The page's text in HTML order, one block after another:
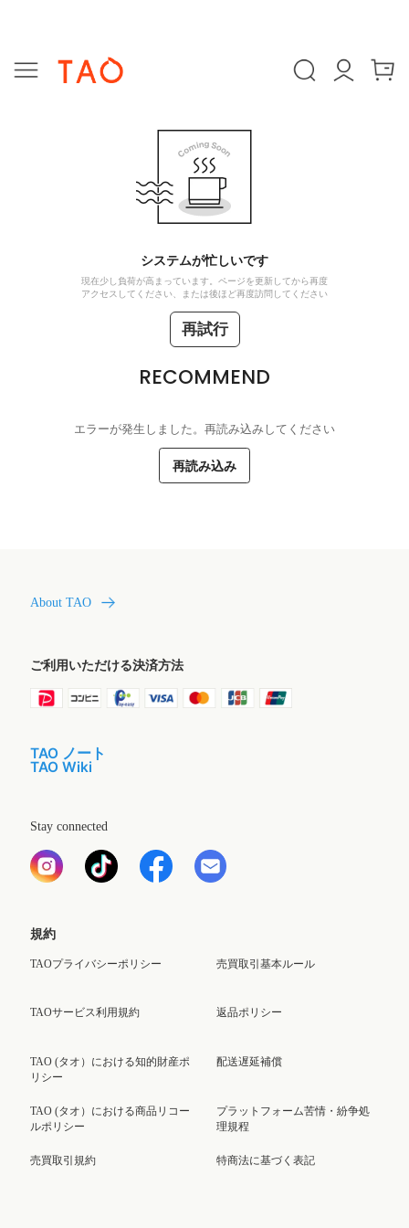
システムが忙しいです
現在少し負荷が高まっています。ページを更新してから再度
アクセスしてください、または後ほど再度訪問してください
再試行
RECOMMEND
エラーが発生しました。再読み込みしてください
再読み込み
About TAO
ご利用いただける決済方法
TAO ノート
TAO Wiki
Stay connected
規約
TAOプライバシーポリシー
TAOサービス利用規約
TAO (タオ）における知的財産ポ
リシー
TAO (タオ）における商品リコー
ルポリシー
売買取引規約
売買取引基本ルール
返品ポリシー
配送遅延補償
プラットフォーム苦情・紛争処
理規程
特商法に基づく表記